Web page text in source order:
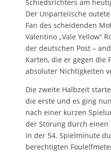
Schiedsrichters am
Der Unparteiische
Fan des scheidenden
Valentino „Vale Yellow“
der deutschen Post –
Karten, die er gegen die
absoluter Nichtigkeiten
Die zweite Halbzeit
die erste und es ging
nach einer kurzen
der Störung durch einen
in der 54. Spielminute
berechtigten